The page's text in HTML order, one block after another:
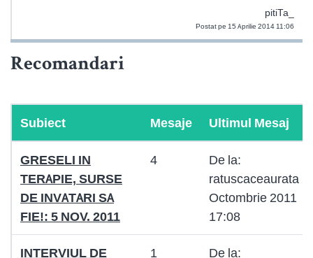
pitiTa_
Postat pe 15 Aprilie 2014 11:06
Recomandari
Subiect Mesaje Ultimul Mesaj
GRESELI IN
TERAPIE, SURSE
DE INVATARI SA
FIE!: 5 NOV. 2011
4
De la:
ratuscaceaurata
Octombrie 2011
17:08
INTERVIUL DE
1
De la: